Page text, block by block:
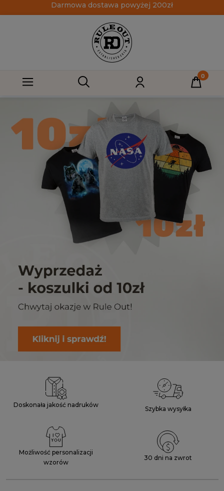
Darmowa dostawa powyżej 200zł
Doskonała jakość nadruków Szybka wysyłka
Możliwość personalizacji
wzorów
30 dni na zwrot